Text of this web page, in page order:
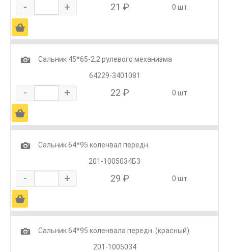
- + 21 ₽ 0 шт.
Ä
1
Сальник 45*65-2.2 рулевого механизма
64229-3401081
- + 22 ₽ 0 шт.
Ä
1
Сальник 64*95 коленвал передн.
201-1005034Б3
- + 29 ₽ 0 шт.
Ä
1
Сальник 64*95 коленвала передн. (красный)
201-1005034